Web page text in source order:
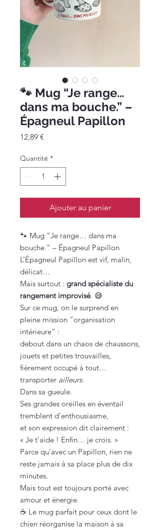
🐾 Mug “Je range…
dans ma bouche.” –
Épagneul Papillon
12,89 €
Quantité *
Ajouter au panier
🐾 Mug “Je range… dans ma
bouche.” – Épagneul Papillon
L’Épagneul Papillon est vif, malin,
délicat…
Mais surtout : grand spécialiste du
rangement improvisé. 😅
Sur ce mug, on le surprend en
pleine mission “organisation
intérieure” :
debout dans un chaos de chaussons,
jouets et petites trouvailles,
fièrement occupé à tout…
transporter ailleurs.
Dans sa gueule.
Ses grandes oreilles en éventail
tremblent d’enthousiasme,
et son expression dit clairement :
« Je t’aide ! Enfin… je crois. »
Parce qu’avec un Papillon, rien ne
reste jamais à sa place plus de dix
minutes.
Mais tout est toujours porté avec
amour et énergie.
☕ Le mug parfait pour ceux dont le
chien réorganise la maison à sa